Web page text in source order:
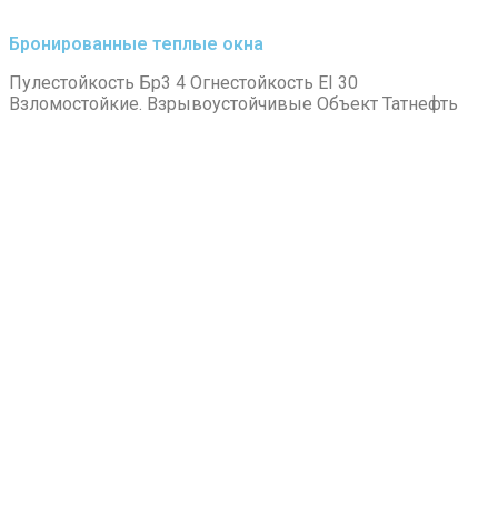
Бронированные теплые окна
Пулестойкость Бр3 4 Огнестойкость ЕI 30
Взломостойкие. Взрывоустойчивые Объект Татнефть